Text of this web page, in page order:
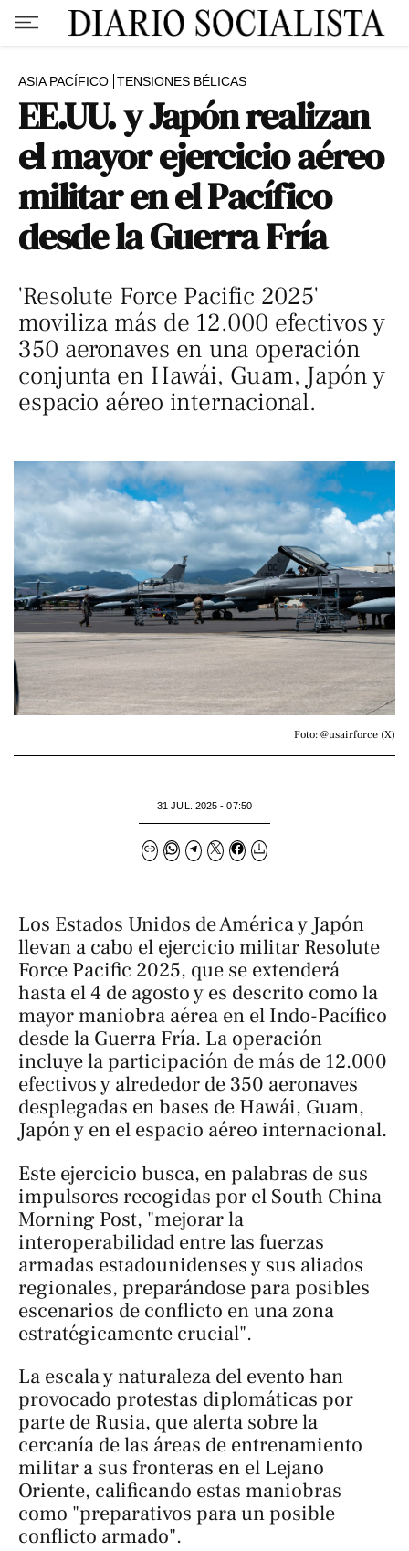
ASIA PACÍFICO TENSIONES BÉLICAS
EE.UU. y Japón realizan
el mayor ejercicio aéreo
militar en el Pacífico
desde la Guerra Fría
'Resolute Force Pacific 2025'
moviliza más de 12.000 efectivos y
350 aeronaves en una operación
conjunta en Hawái, Guam, Japón y
espacio aéreo internacional.
Foto: @usairforce (X)
31 JUL. 2025 - 07:50
Los Estados Unidos de América y Japón
llevan a cabo el ejercicio militar Resolute
Force Pacific 2025, que se extenderá
hasta el 4 de agosto y es descrito como la
mayor maniobra aérea en el Indo-Pacífico
desde la Guerra Fría. La operación
incluye la participación de más de 12.000
efectivos y alrededor de 350 aeronaves
desplegadas en bases de Hawái, Guam,
Japón y en el espacio aéreo internacional.
Este ejercicio busca, en palabras de sus
impulsores recogidas por el South China
Morning Post, "mejorar la
interoperabilidad entre las fuerzas
armadas estadounidenses y sus aliados
regionales, preparándose para posibles
escenarios de conflicto en una zona
estratégicamente crucial".
La escala y naturaleza del evento han
provocado protestas diplomáticas por
parte de Rusia, que alerta sobre la
cercanía de las áreas de entrenamiento
militar a sus fronteras en el Lejano
Oriente, calificando estas maniobras
como "preparativos para un posible
conflicto armado".